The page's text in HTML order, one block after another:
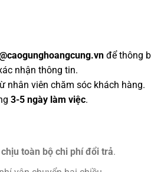
để thông
nhận thông tin.
nhân viên chăm sóc khách hàng.
3-5 ngày làm việc.
toàn bộ chi phí đổi trả.